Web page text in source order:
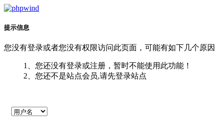
提示信息
您没有登录或者您没有权限访问此页面，可能有如下几个原因
1、您还没有登录或注册，暂时不能使用此功能！
2、您还不是站点会员,请先登录站点